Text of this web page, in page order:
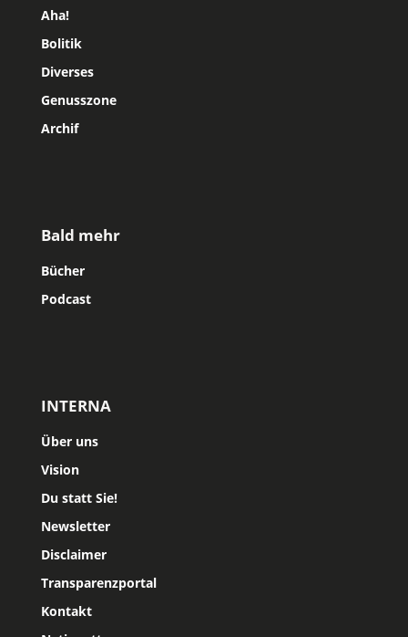
Aha!
Bolitik
Diverses
Genusszone
Archif
Bald mehr
Bücher
Podcast
INTERNA
Über uns
Vision
Du statt Sie!
Newsletter
Disclaimer
Transparenzportal
Kontakt